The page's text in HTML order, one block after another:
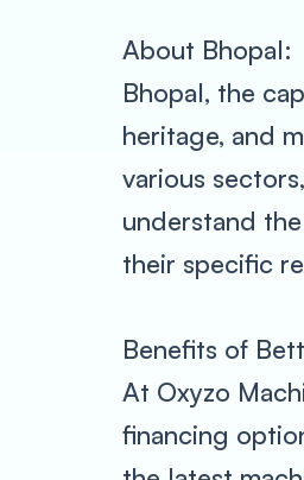
About Bhopal:
Bhopal, the
heritage, and
various
understand
their specific
Benefits of
At Oxyzo
financing